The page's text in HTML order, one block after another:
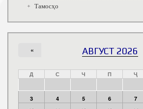
Тамосҳо
АВГУСТ 2026
«
Д С Ч П Ҷ
3
4 5 6 7